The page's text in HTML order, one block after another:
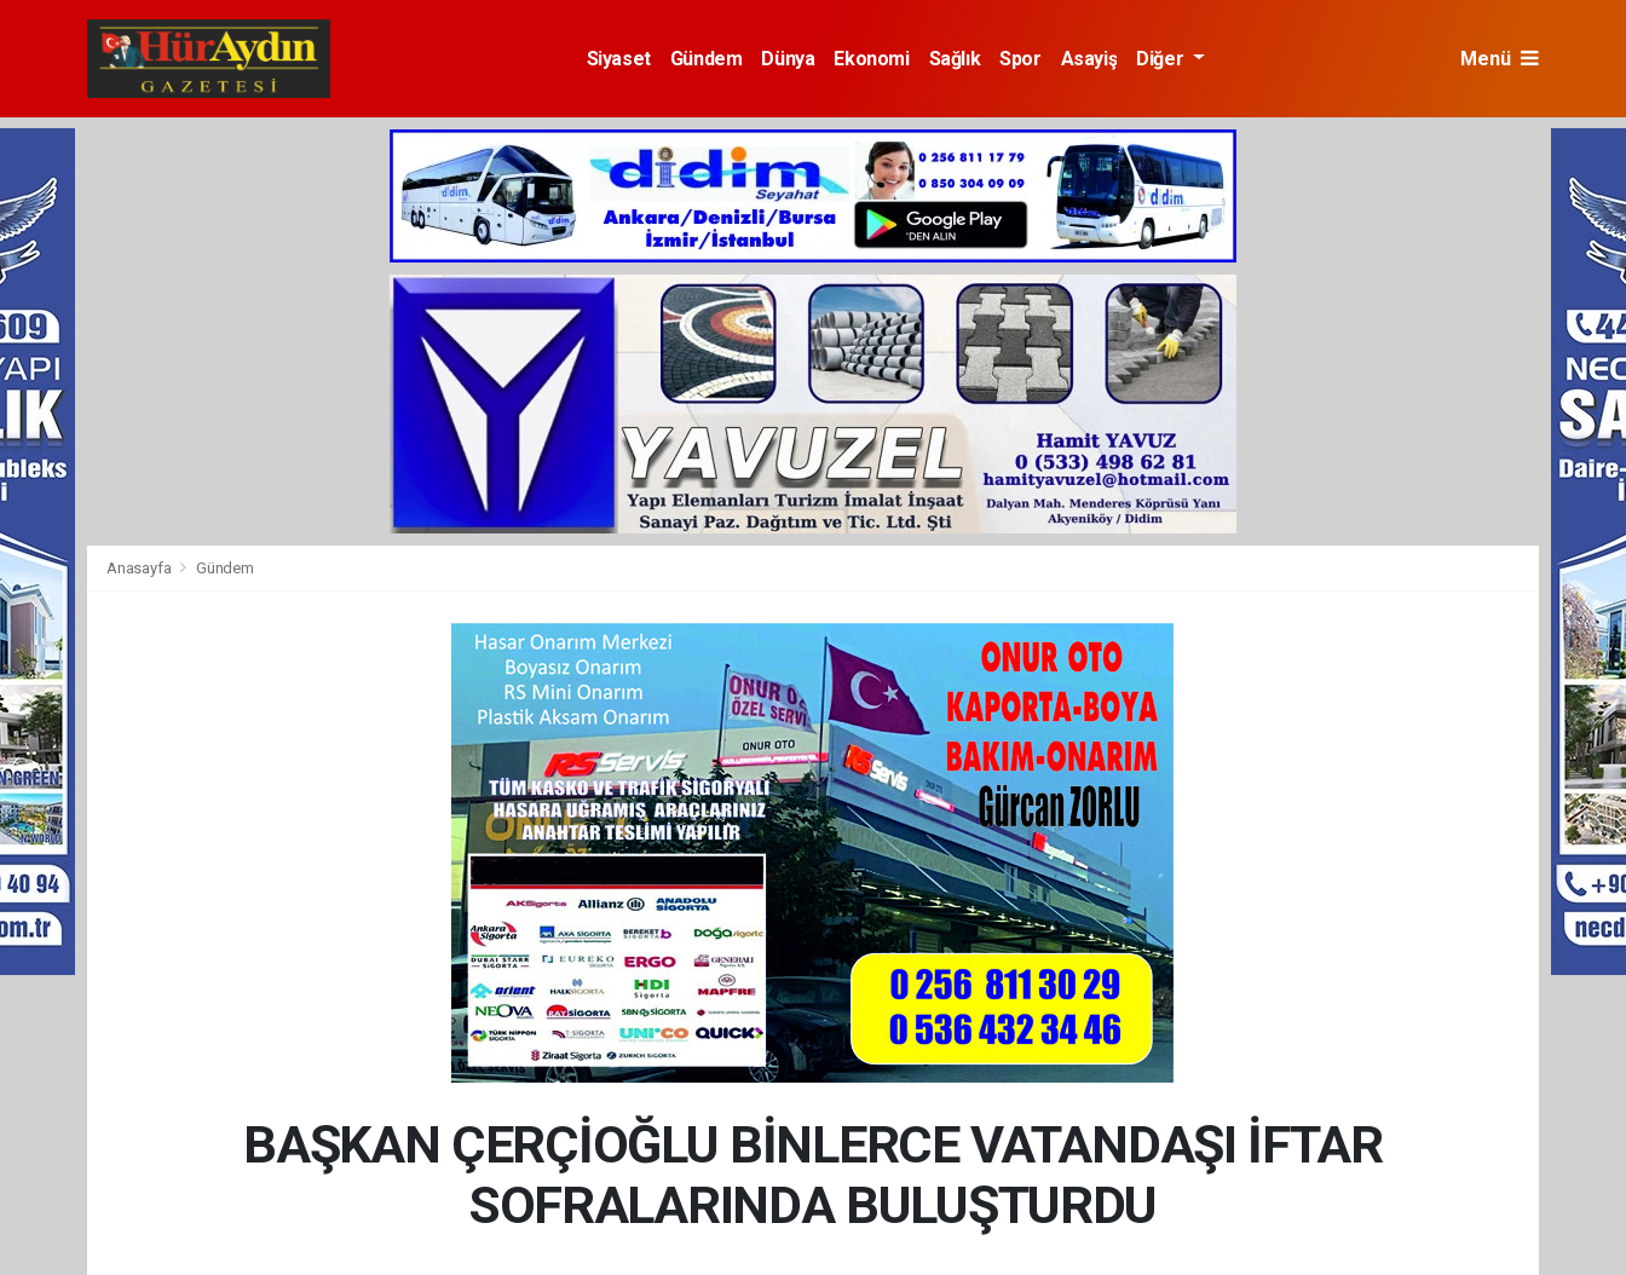
Siyaset Gündem Dünya Ekonomi Sağlık Spor Asayiş Diğer Menü
Anasayfa Gündem
BAŞKAN ÇERÇİOĞLU BİNLERCE VATANDAŞI İFTAR
SOFRALARINDA BULUŞTURDU